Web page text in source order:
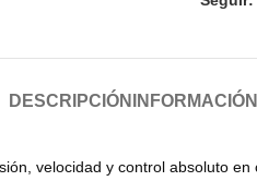
DESCRIPCIÓN
velocidad y control absoluto